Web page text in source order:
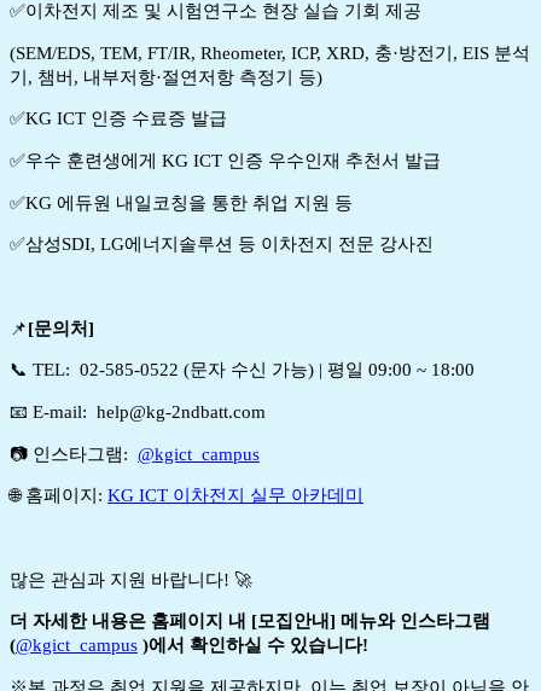
✅이차전지 제조 및 시험연구소 현장 실습 기회 제공
(SEM/EDS, TEM, FT/IR, Rheometer, ICP, XRD, 충·방전기, EIS 분석
기, 챔버, 내부저항·절연저항 측정기 등)
✅KG ICT 인증 수료증 발급
✅우수 훈련생에게 KG ICT 인증 우수인재 추천서 발급
✅KG 에듀원 내일코칭을 통한 취업 지원 등
✅삼성SDI, LG에너지솔루션 등 이차전지 전문 강사진
📌[문의처]
📞 TEL: 02-585-0522 (문자 수신 가능) | 평일 09:00 ~ 18:00
📧 E-mail: help@kg-2ndbatt.com
📷 인스타그램: @kgict_campus
🌐 홈페이지: KG ICT 이차전지 실무 아카데미
많은 관심과 지원 바랍니다! 🚀
더 자세한 내용은 홈페이지 내 [모집안내] 메뉴와 인스타그램
(@kgict_campus )에서 확인하실 수 있습니다!